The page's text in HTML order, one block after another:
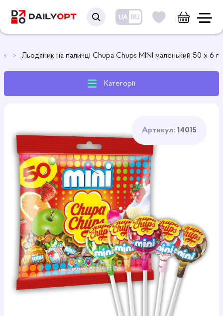
UA RU
Льодяник на паличці Chupa Chups MINI маленький 50 х 6 г
Категорії
Артикул: 14015